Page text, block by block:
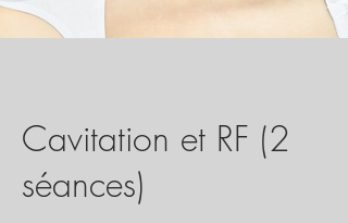
Cavitation et RF (2
séances)